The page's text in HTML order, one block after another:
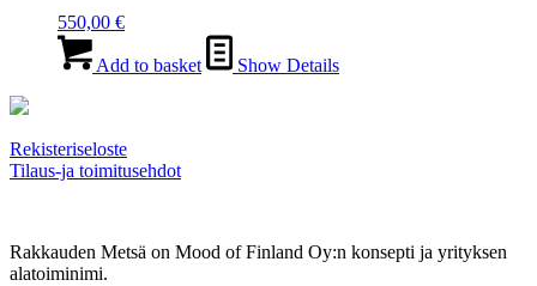
550,00 €
Add to basket Show Details
Rekisteriseloste
Tilaus-ja toimitusehdot
Rakkauden Metsä on Mood of Finland Oy:n konsepti ja yrityksen
alatoiminimi.